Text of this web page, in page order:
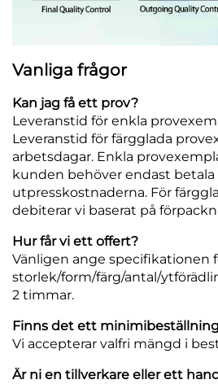
Vanliga frågor
Kan jag få ett prov?
Leveranstid för enkla
Leveranstid för färgglada
arbetsdagar. Enkla
kunden behöver endast betala
utpresskostnaderna. För
debiterar vi baserat på
Hur får vi ett offert?
Vänligen ange specifikationen
storlek/form/färg/antal/
2 timmar.
Finns det ett
Vi accepterar valfri mängd i
Är ni en tillverkare eller ett